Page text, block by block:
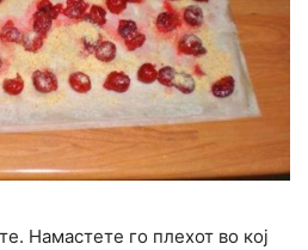
Намастете го плехот во кој